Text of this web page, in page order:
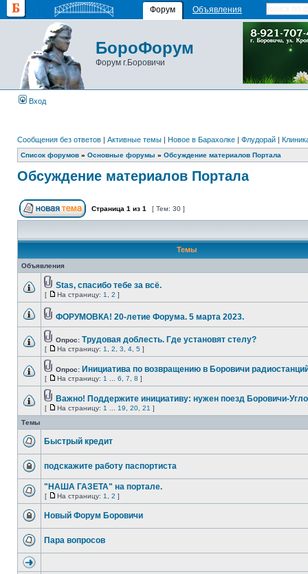
Форум Объявления
БороФорум
Форум г.Боровичи
Вход
Сообщения без ответов | Активные темы | Новое в Барахолке | Флудорай |
Список форумов » Основные форумы » Обсуждение материалов Портала
Обсуждение материалов Портала
Страница 1 из 1 [ Тем: 30 ]
Темы
Объявления
Stas, спасибо тебе за всё.
[ На страницу: 1 2 ]
ФОРУМОВКА! 20-летие Форума. 5 марта 2023.
Опрос: Трудовая доблесть. Где установят стелу?
[ На страницу: 1 2 3 4 5 ]
Опрос: Инициатива по возвращению в Боровичи
[ На страницу: 1 6 7 8 ]
Важно! Поддержите инициативу: нужен поезд Боровичи-
[ На страницу: 1 19 20 21 ]
Темы
Быстрый кредит
подскажите работу паспортиста
"НАША ГАЗЕТА" на портале.
[ На страницу: 1 2 ]
Новый Форум Боровичи
Пара вопросов